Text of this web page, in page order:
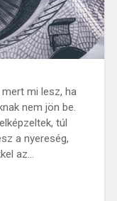
mi lesz, ha
nem jön be.
túl
a nyereség,
az…